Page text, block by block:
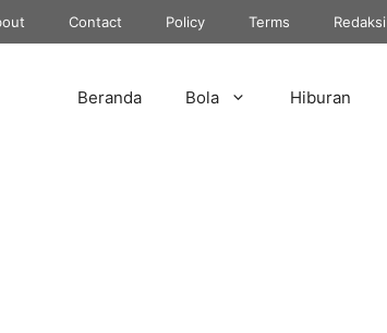
Contact Policy Terms Redaksi
Beranda Bola Hiburan